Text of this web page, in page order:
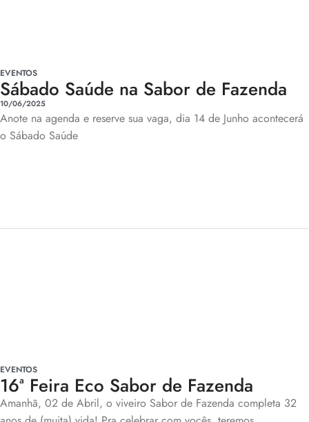
EVENTOS
Sábado Saúde na Sabor de Fazenda
10/06/2025
Anote na agenda e reserve sua vaga, dia 14 de Junho acontecerá
o Sábado Saúde
EVENTOS
16ª Feira Eco Sabor de Fazenda
Amanhã, 02 de Abril, o viveiro Sabor de Fazenda completa 32